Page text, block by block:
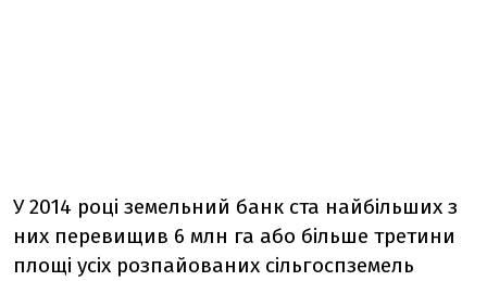
У 2014 році земельний банк ста найбільших з
них перевищив 6 млн га або більше третини
площі усіх розпайованих сільгоспземель